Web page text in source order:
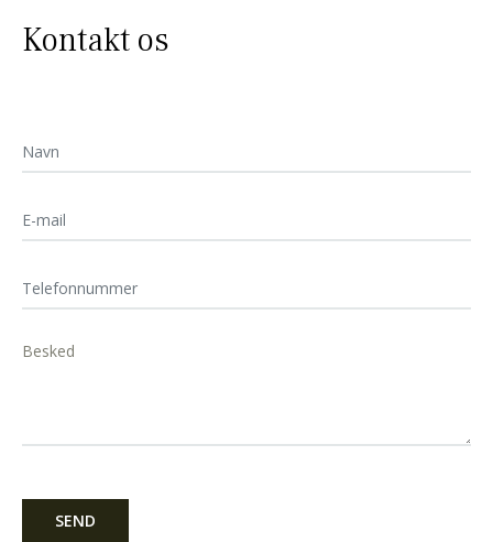
Kontakt os
Navn
E-
mail
Telefonnummer
Besked